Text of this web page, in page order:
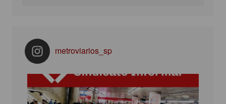
metroviarios_sp